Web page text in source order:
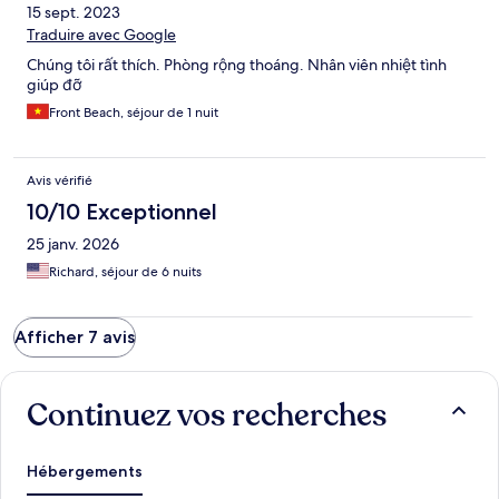
15 sept. 2023
Traduire avec Google
Chúng tôi rất thích. Phòng rộng thoáng. Nhân viên nhiệt tình
giúp đỡ
Front Beach, séjour de 1 nuit
Avis vérifié
10/10 Exceptionnel
25 janv. 2026
Richard, séjour de 6 nuits
Afficher 7 avis
Continuez vos recherches
Hébergements